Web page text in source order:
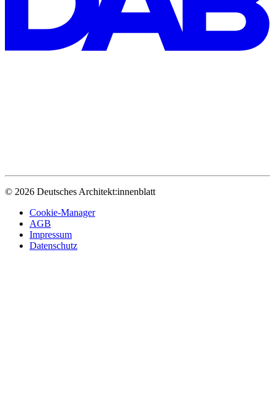
© 2026 Deutsches Architekt:innenblatt
Cookie-Manager
AGB
Impressum
Datenschutz